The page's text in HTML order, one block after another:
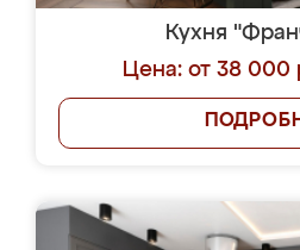
Кухня
Цена: от 38 000